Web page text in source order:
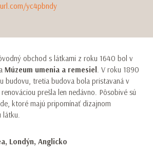
yc4pbndy
obchod s látkami z roku 1640 bol v
Múzeum umenia a remesiel . V roku 1890
budovu, tretia budova bola pristavaná v
prešla len nedávno. Pôsobivé sú
ktoré majú pripomínať dizajnom
Londýn, Anglicko